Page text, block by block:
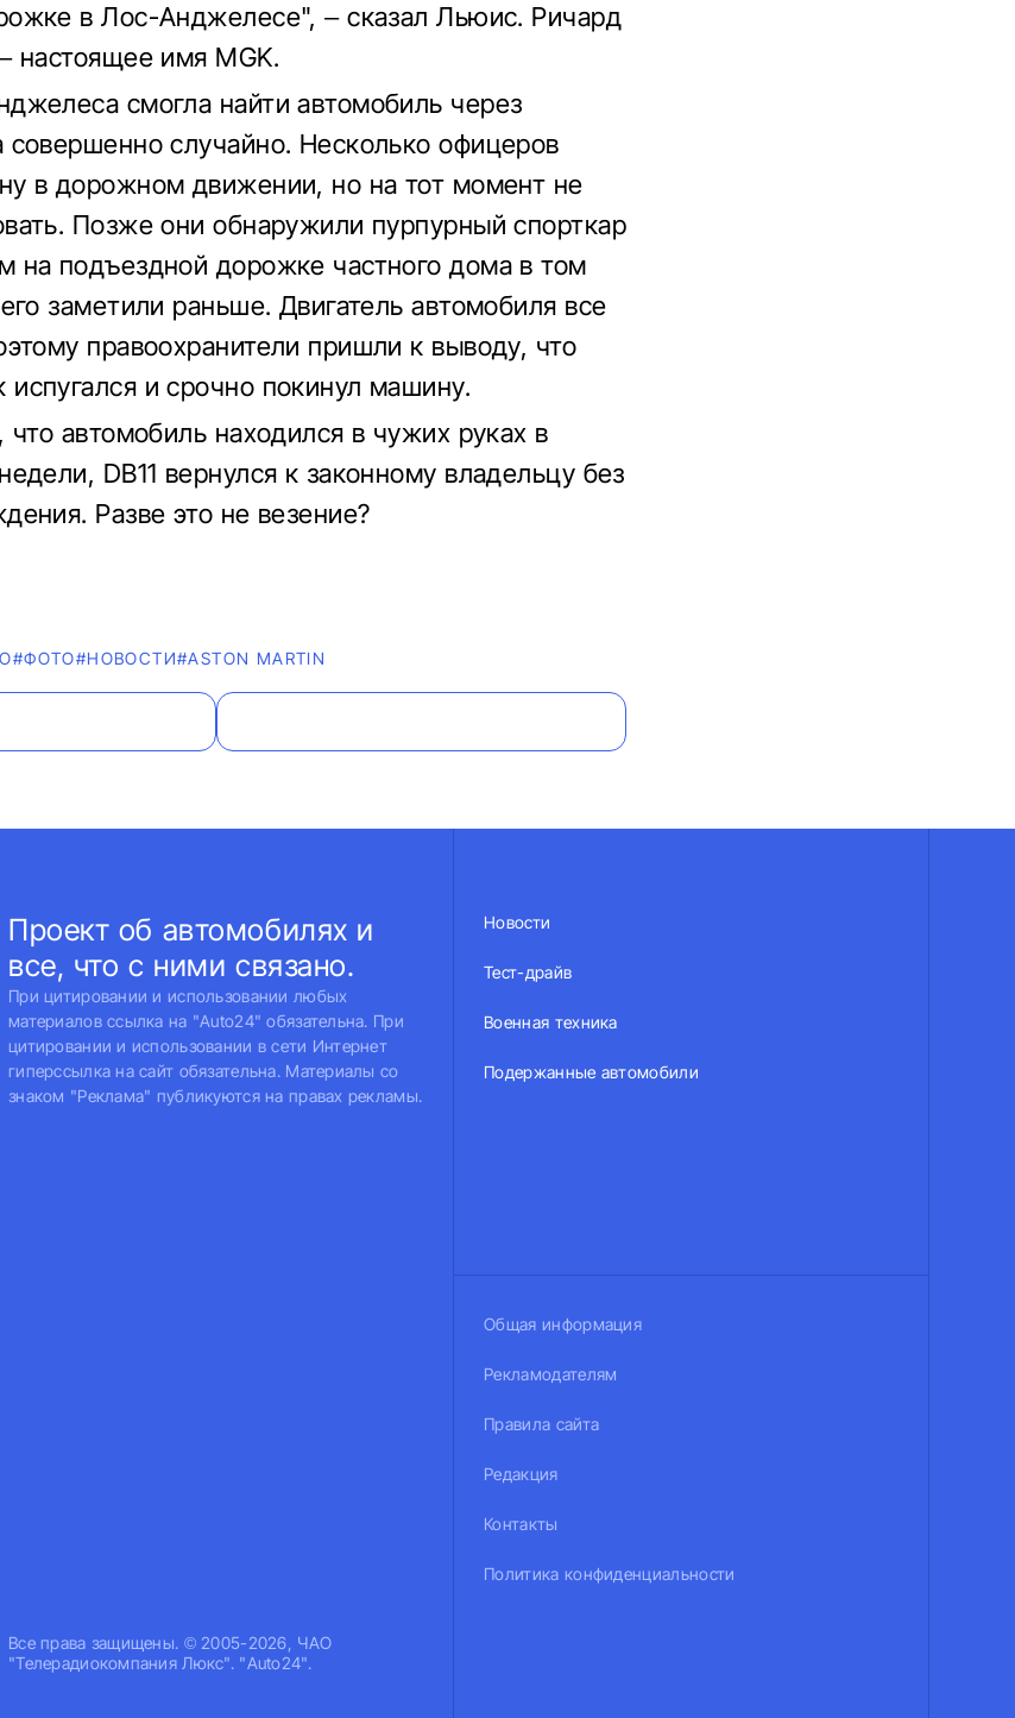
в Лос-Анджелесе", – сказал Льюис. Ричард
настоящее имя MGK.
смогла найти автомобиль через
случайно. Несколько офицеров
в дорожном движении, но на тот момент не
Позже они обнаружили пурпурный спорткар
на подъездной дорожке частного дома в том
заметили раньше. Двигатель автомобиля все
правоохранители пришли к выводу, что
и срочно покинул машину.
что автомобиль находился в чужих руках в
DB11 вернулся к законному владельцу без
Разве это не везение?
#ФОТО#НОВОСТИ#ASTON MARTIN
Проект об автомобилях и
все, что с ними связано.
При цитировании и использовании любых
материалов ссылка на "Auto24" обязательна. При
цитировании и использовании в сети Интернет
гиперссылка на сайт обязательна. Материалы со
знаком "Реклама" публикуются на правах рекламы.
Все права защищены. © 2005-2026, ЧАО
"Телерадиокомпания Люкс". "Auto24".
Новости
Тест-драйв
Военная техника
Подержанные автомобили
Общая информация
Рекламодателям
Правила сайта
Редакция
Контакты
Политика конфиденциальности